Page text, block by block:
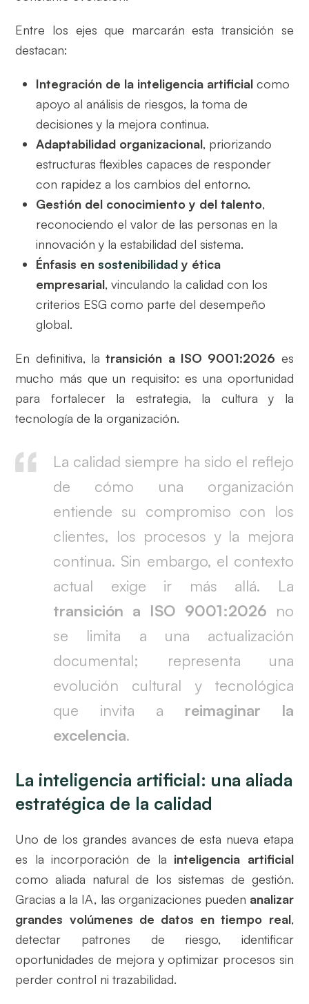
Entre los ejes que marcarán esta transición se
destacan:
Integración de la inteligencia artificial como
apoyo al análisis de riesgos, la toma de
decisiones y la mejora continua.
Adaptabilidad organizacional, priorizando
estructuras flexibles capaces de responder
con rapidez a los cambios del entorno.
Gestión del conocimiento y del talento,
reconociendo el valor de las personas en la
innovación y la estabilidad del sistema.
Énfasis ensostenibilidad y ética
empresarial, vinculando la calidad con los
criterios ESG como parte del desempeño
global.
En definitiva, latransición a ISO 9001:2026 es
mucho más que un requisito: es una oportunidad
para fortalecer la estrategia, la cultura y la
tecnología de la organización.
La calidad siempre ha sido el reflejo
de cómo una organización
entiende su compromiso con los
clientes, los procesos y la mejora
continua. Sin embargo, el contexto
actual exige ir más allá. La
transición a ISO 9001:2026 no
se limita a una actualización
documental; representa una
evolución cultural y tecnológica
que invita a reimaginar la
excelencia.
La inteligencia artificial: una aliada
estratégica de la calidad
Uno de los grandes avances de esta nueva etapa
es la incorporación de la inteligencia artificial
como aliada natural de los sistemas de gestión.
Gracias a la IA, las organizaciones pueden analizar
grandes volúmenes de datos en tiempo real,
detectar patrones de riesgo, identificar
oportunidades de mejora y optimizar procesos sin
perder control ni trazabilidad.